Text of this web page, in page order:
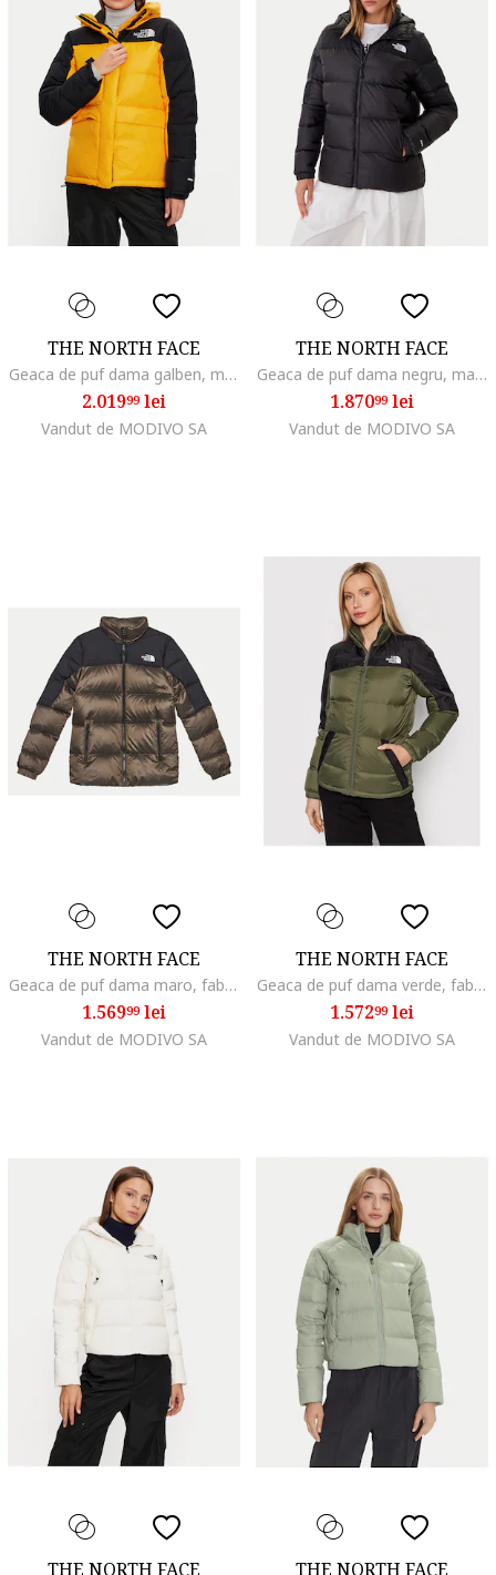
THE NORTH FACE
Geaca de puf dama galben, material usor, Galben
2.01999lei
Vandut de MODIVO SA
THE NORTH FACE
Geaca de puf dama negru, material usor,
1.87099lei
Vandut de MODIVO SA
THE NORTH FACE
Geaca de puf dama maro, fabrica usoara,
1.56999lei
Vandut de MODIVO SA
THE NORTH FACE
Geaca de puf dama verde, fabrica usoara,
1.57299lei
Vandut de MODIVO SA
THE NORTH FACE THE NORTH FACE